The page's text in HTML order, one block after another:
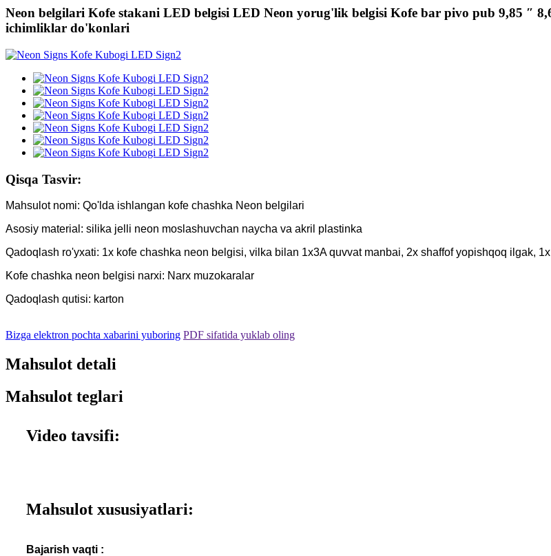
Neon belgilari Kofe stakani LED belgisi LED Neon yorug'lik belgisi Kofe bar pivo pub 9,85 ″
ichimliklar do'konlari
Qisqa Tasvir:
Mahsulot nomi: Qo'lda ishlangan kofe chashka Neon belgilari
Asosiy material: silika jelli neon moslashuvchan naycha va akril plastinka
Qadoqlash ro'yxati: 1x kofe chashka neon belgisi, vilka bilan 1x3A quvvat manbai, 2x shaffof yopishqoq ilgak,
Kofe chashka neon belgisi narxi: Narx muzokaralar
Qadoqlash qutisi: karton
Bizga elektron pochta xabarini yuboring PDF sifatida yuklab oling
Mahsulot detali
Mahsulot teglari
Video tavsifi:
Mahsulot xususiyatlari:
Bajarish vaqti :